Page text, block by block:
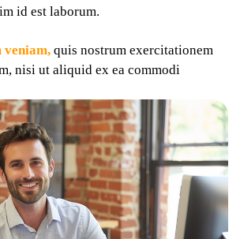
id est laborum.
veniam, quis nostrum exercitationem
nisi ut aliquid ex ea commodi